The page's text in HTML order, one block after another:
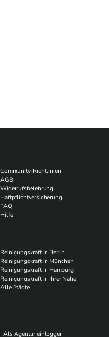
Community-Richtlinien
AGB
Widerrufsbelehrung
Haftpflichtversicherung
FAQ
Hilfe
Reinigungskraft in Berlin
Reinigungskraft in München
Reinigungskraft in Hamburg
Reinigungskraft in Ihrer Nähe
Alle Städte
Als Agentur einloggen